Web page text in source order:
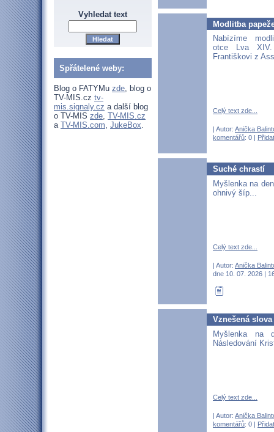
Vyhledat text
Spřátelené weby:
Blog o FATYMu zde, blog o
TV-MIS.cz tv-
mis.signaly.cz a další blog
o TV-MIS zde, TV-MIS.cz
a TV-MIS.com, JukeBox.
Modlitba
Nabízíme
otce Lva
Františkovi z
Celý text zde...
| Autor: Anička
komentářů: 0 |
Suché chrastí
Myšlenka na
ohnivý šíp...
Celý text zde...
| Autor: Anička
dne 10. 07. 2026 |
Vznešená slova
Myšlenka na
Následování
Celý text zde...
| Autor: Anička
komentářů: 0 |